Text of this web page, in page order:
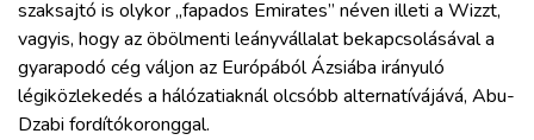
szaksajtó is olykor „fapados Emirates” néven illeti a Wizzt,
vagyis, hogy az öbölmenti leányvállalat bekapcsolásával a
gyarapodó cég váljon az Európából Ázsiába irányuló
légiközlekedés a hálózatiaknál olcsóbb alternatívájává, Abu-
Dzabi fordítókoronggal.